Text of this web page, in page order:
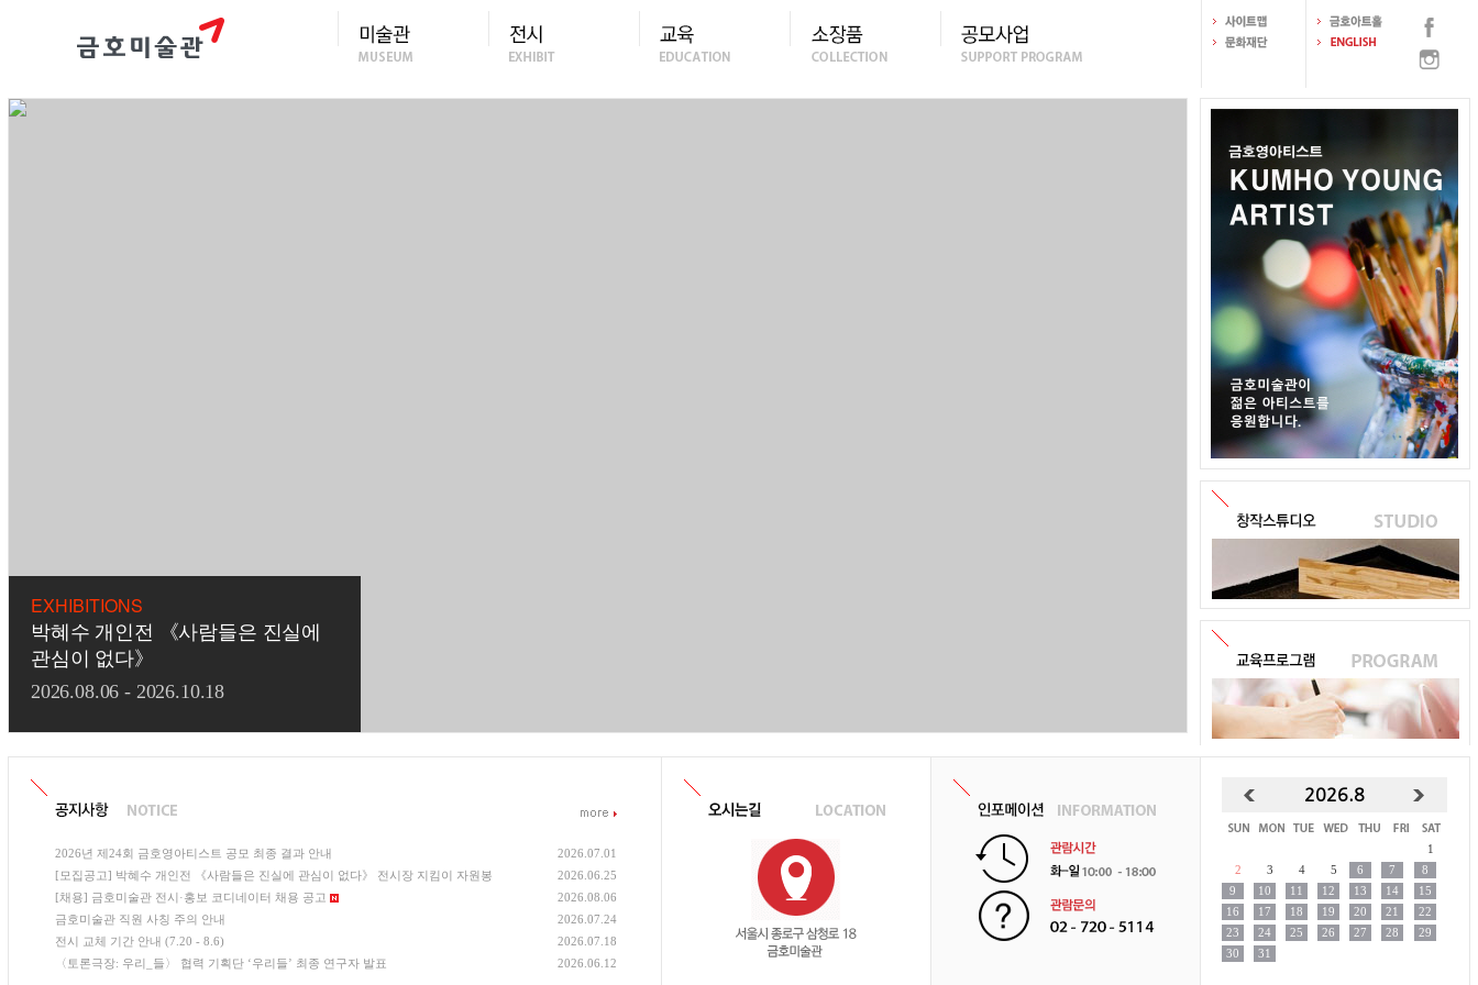
2026년 제24회 금호영아티스트 공모 최종 결과 안내
2026.07.01
[모집공고] 박혜수 개인전 《사람들은 진실에 관심이 없다》 전시장 지킴이 자원봉
사자 모집
2026.06.25
[채용] 금호미술관 전시·홍보 코디네이터 채용 공고
2026.08.06
금호미술관 직원 사칭 주의 안내
2026.07.24
전시 교체 기간 안내 (7.20 - 8.6)
2026.07.18
〈토론극장: 우리_들〉 협력 기획단 ‘우리들’ 최종 연구자 발표
2026.06.12